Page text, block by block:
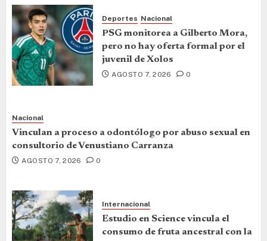
Deportes Nacional
PSG monitorea a Gilberto Mora,
pero no hay oferta formal por el
juvenil de Xolos
AGOSTO 7, 2026 0
Nacional
Vinculan a proceso a odontólogo por abuso sexual en
consultorio de Venustiano Carranza
AGOSTO 7, 2026 0
Internacional
Estudio en Science vincula el
consumo de fruta ancestral con la